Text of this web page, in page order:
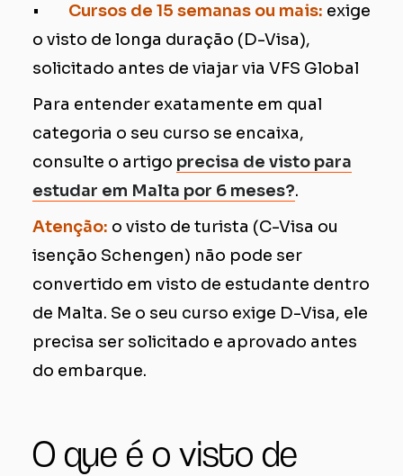
• Cursos de 15 semanas ou mais: exige
o visto de longa duração (D-Visa),
solicitado antes de viajar via VFS Global
Para entender exatamente em qual
categoria o seu curso se encaixa,
consulte o artigo precisa de visto para
estudar em Malta por 6 meses?.
Atenção: o visto de turista (C-Visa ou
isenção Schengen) não pode ser
convertido em visto de estudante dentro
de Malta. Se o seu curso exige D-Visa, ele
precisa ser solicitado e aprovado antes
do embarque.
O que é o visto de